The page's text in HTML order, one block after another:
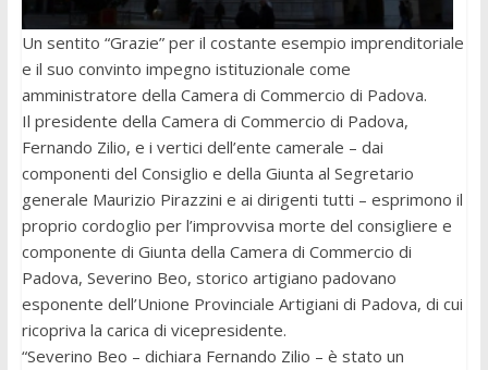
Un sentito “Grazie” per il costante esempio imprenditoriale
e il suo convinto impegno istituzionale come
amministratore della Camera di Commercio di Padova.
Il presidente della Camera di Commercio di Padova,
Fernando Zilio, e i vertici dell’ente camerale – dai
componenti del Consiglio e della Giunta al Segretario
generale Maurizio Pirazzini e ai dirigenti tutti – esprimono il
proprio cordoglio per l’improvvisa morte del consigliere e
componente di Giunta della Camera di Commercio di
Padova, Severino Beo, storico artigiano padovano
esponente dell’Unione Provinciale Artigiani di Padova, di cui
ricopriva la carica di vicepresidente.
“Severino Beo – dichiara Fernando Zilio – è stato un